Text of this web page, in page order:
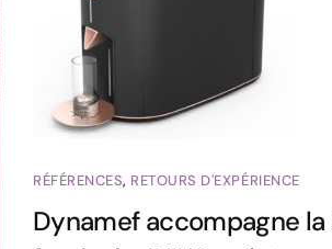
RÉFÉRENCES, RETOURS D'EXPÉRIENCE
Dynamef accompagne la